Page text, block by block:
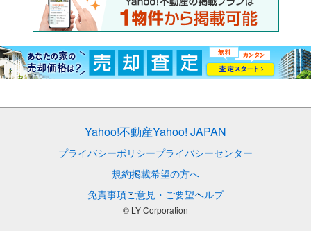
Yahoo!不動産Yahoo! JAPAN
プライバシーポリシープライバシーセンター
規約掲載希望の方へ
免責事項ご意見・ご要望ヘルプ
© LY Corporation